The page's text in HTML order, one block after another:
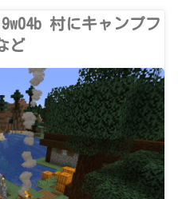
村にキャンプフ
ど